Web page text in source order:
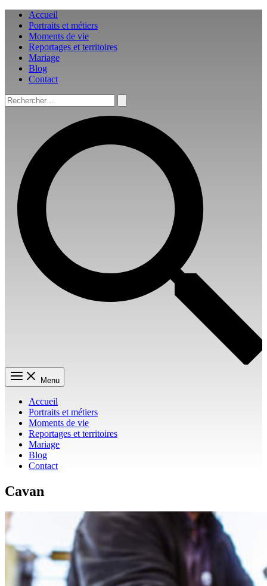
Aller
contenu
Accueil
Portraits et métiers
Moments de vie
Reportages et territoires
Mariage
Blog
Contact
Rechercher :
Menu
Accueil
Portraits et métiers
Moments de vie
Reportages et territoires
Mariage
Blog
Contact
Cavan